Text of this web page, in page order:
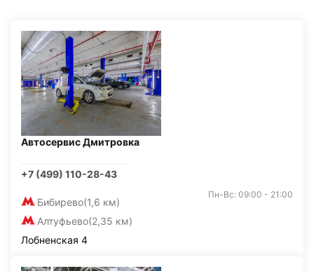
Автосервис Дмитровка
+7 (499) 110-28-43
Бибирево(1,6 км)
Алтуфьево(2,35 км)
Пн-Вс: 09:00 - 21:00
Лобненская 4